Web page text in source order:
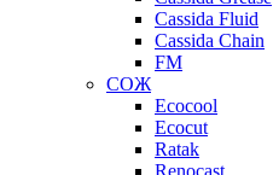
Cassida Fluid
Cassida Chain
FM
СОЖ
Ecocool
Ecocut
Ratak
Renocast